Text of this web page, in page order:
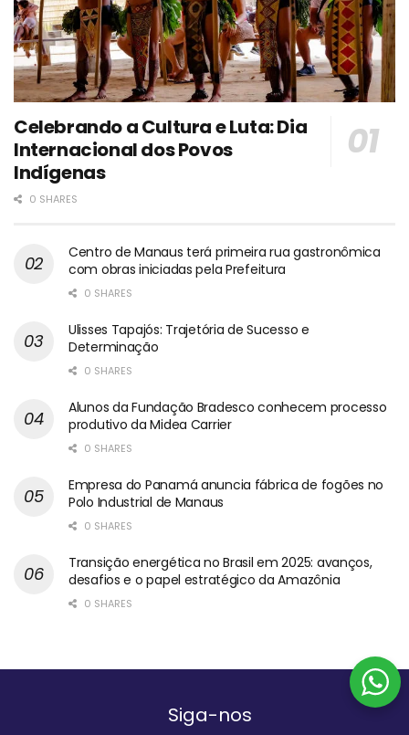
Celebrando a Cultura e Luta: Dia
Internacional dos Povos
Indígenas
0 SHARES
Centro de Manaus terá primeira rua gastronômica
com obras iniciadas pela Prefeitura
0 SHARES
Ulisses Tapajós: Trajetória de Sucesso e
Determinação
0 SHARES
Alunos da Fundação Bradesco conhecem processo
produtivo da Midea Carrier
0 SHARES
Empresa do Panamá anuncia fábrica de fogões no
Polo Industrial de Manaus
0 SHARES
Transição energética no Brasil em 2025: avanços,
desafios e o papel estratégico da Amazônia
0 SHARES
Siga-nos